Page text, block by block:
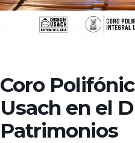
Coro
Usach en el
Patrimonios